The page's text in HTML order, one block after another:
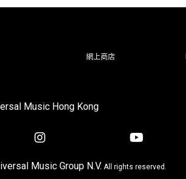
網上商店
Music Hong Kong
Music Group N.V. All rights reserved.